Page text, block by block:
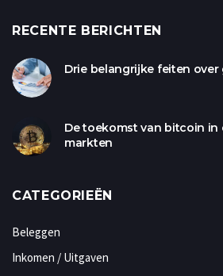
RECENTE BERICHTEN
Drie belangrijke feiten
De toekomst van bitcoin in
markten
CATEGORIEËN
Beleggen
Inkomen / Uitgaven